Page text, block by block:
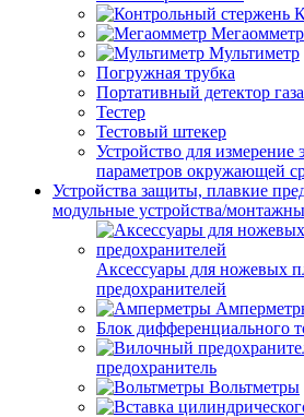
Мегаомметр
Мультиметр
Погружная трубка
Портативный детектор газа
Тестер
Тестовый штекер
Устройство для измерение
параметров окружающей
Устройства защиты, плавкие
модульные устройства/
Аксессуары для ножевых
предохранителей
Блок дифференциального
предохранитель
Вольтметры